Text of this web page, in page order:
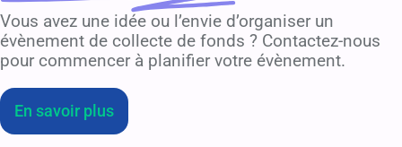
Vous avez une idée ou l’envie d’organiser un
évènement de collecte de fonds ? Contactez-nous
pour commencer à planifier votre évènement.
En savoir plus